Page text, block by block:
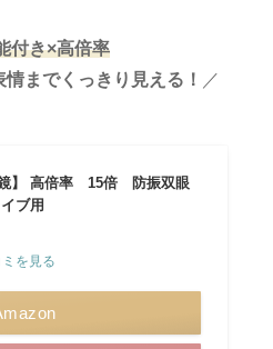
付き×高倍率
までくっきり見える ！ ／
鏡】 高倍率 15倍 防振双眼
ブ用
を見る